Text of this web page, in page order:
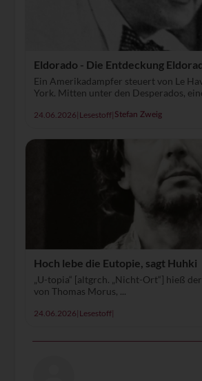
Eldorado - Die Entdeckung
Ein Amerikadampfer steuert von Le
York. Mitten unter den Desperados,
24.06.2026| Lesestoff| Stefan Zweig
Hoch lebe die Eutopie, sagt Huhki
„U-topia“ [altgrch. „Nicht-Ort“] hieß
von Thomas Morus, ...
24.06.2026| Lesestoff|